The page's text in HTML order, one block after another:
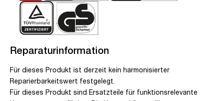
Reparaturinformation
Für dieses Produkt ist derzeit kein harmonisierter
Reparierbarkeitswert festgelegt.
Für dieses Produkt sind Ersatzteile für funktionsrelevante